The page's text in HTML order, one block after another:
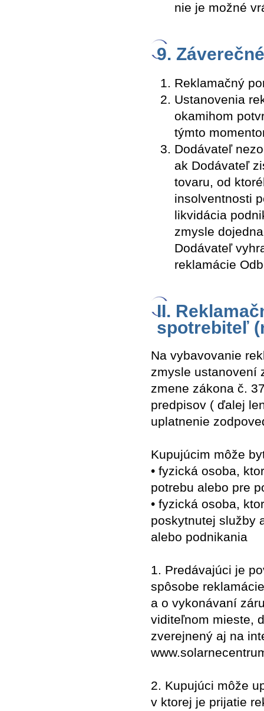
nie je možné
9.
Reklamačný
Ustanovenia
okamihom
týmto
Dodávateľ
ak Dodávateľ
tovaru, od
insolventnosti
likvidácia
zmysle
Dodávateľ
reklamácie
II.
spotrebiteľ
Na vybavovanie
zmysle ustanovení
zmene zákona č.
predpisov ( ďalej
uplatnenie
Kupujúcim môže
• fyzická osoba,
potrebu alebo pre
• fyzická osoba,
poskytnutej služby
alebo podnikania
1. Predávajúci je
spôsobe
a o vykonávaní
viditeľnom mieste,
zverejnený aj na
2. Kupujúci môže
v ktorej je prijatie